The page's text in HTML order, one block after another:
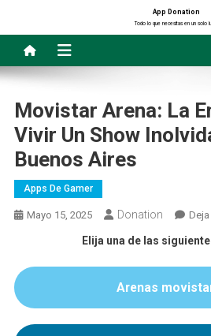
contenido
App Donation
Todo lo que necesitas en un solo
Movistar Arena: La
Vivir Un Show
Buenos Aires
Apps De Gamer
Mayo 15, 2025 Donation
Elija una de las
Arenas